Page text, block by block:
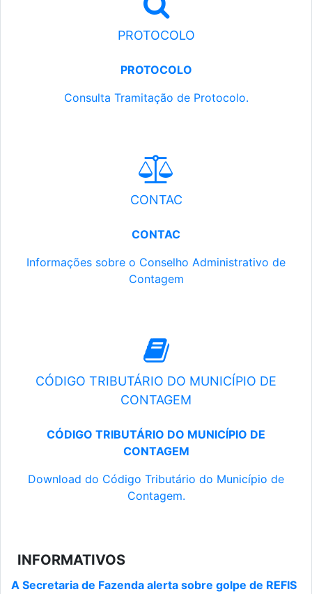
PROTOCOLO
PROTOCOLO
Consulta Tramitação de Protocolo.
CONTAC
CONTAC
Informações sobre o Conselho Administrativo de
Contagem
CÓDIGO TRIBUTÁRIO DO MUNICÍPIO DE
CONTAGEM
CÓDIGO TRIBUTÁRIO DO MUNICÍPIO DE
CONTAGEM
Download do Código Tributário do Município de
Contagem.
INFORMATIVOS
A Secretaria de Fazenda alerta sobre golpe de REFIS